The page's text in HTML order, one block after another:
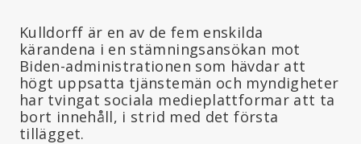
Kulldorff är en av de fem enskilda
kärandena i en stämningsansökan mot
Biden-administrationen som hävdar att
högt uppsatta tjänstemän och myndigheter
har tvingat sociala medieplattformar att ta
bort innehåll, i strid med det första
tillägget.